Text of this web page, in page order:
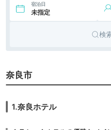
ピアッツァホテル
12.グランドメルキュ
ール奈良橿原
奈良橿原
14.
宿泊日
未指定
検
奈良市
1.奈良ホテル